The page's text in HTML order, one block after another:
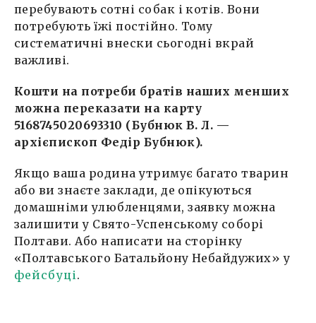
перебувають сотні собак і котів. Вони
потребують їжі постійно. Тому
систематичні внески сьогодні вкрай
важливі.
Кошти на потреби братів наших менших
можна переказати на карту
5168745020693310 (Бубнюк В. Л. —
архієпископ Федір Бубнюк).
Якщо ваша родина утримує багато тварин
або ви знаєте заклади, де опікуються
домашніми улюбленцями, заявку можна
залишити у Свято-Успенському соборі
Полтави. Або написати на сторінку
«Полтавського Батальйону Небайдужих» у
фейсбуці.